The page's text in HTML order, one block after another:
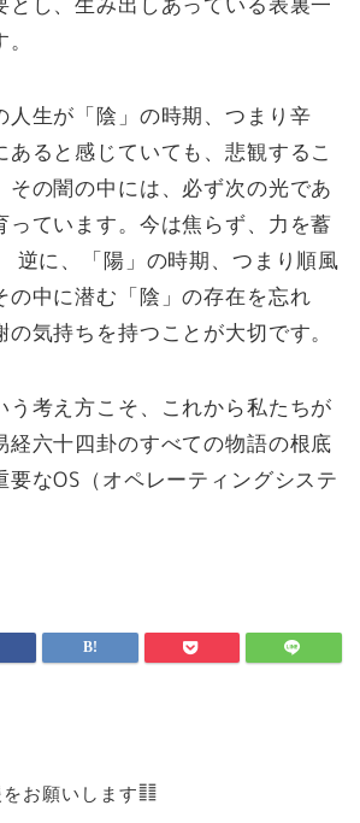
人生が「陰」の時期、つまり辛
あると感じていても、悲観するこ
その闇の中には、必ず次の光であ
っています。今は焦らず、力を蓄
逆に、「陽」の時期、つまり順風
の中に潜む「陰」の存在を忘れ
気持ちを持つことが大切です。
う考え方こそ、これから私たちが
経六十四卦のすべての物語の根底
要なOS（オペレーティングシステ
お願いします䷁